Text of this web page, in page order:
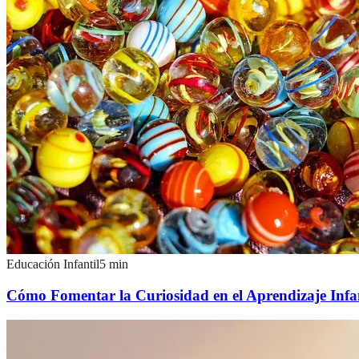
Educación Infantil5 min
Cómo Fomentar la Curiosidad en el Aprendizaje